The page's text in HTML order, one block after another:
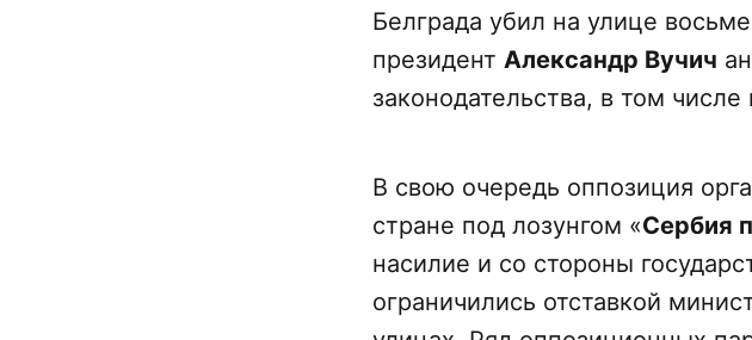
Белграда убил на улице
президент Александр Вучич
законодательства, в том
В свою очередь оппозиция
стране под лозунгом «Сербия
насилие и со стороны
ограничились отставкой